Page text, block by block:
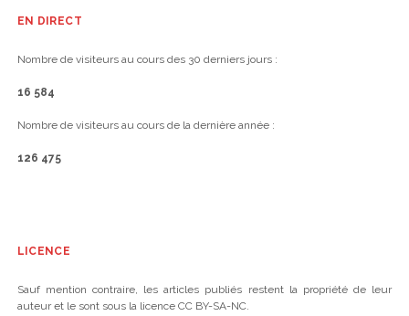
EN DIRECT
Nombre de visiteurs au cours des 30 derniers jours :
16 584
Nombre de visiteurs au cours de la dernière année :
126 475
LICENCE
Sauf mention contraire, les articles publiés restent la propriété de leur
auteur et le sont sous la licence CC BY-SA-NC.